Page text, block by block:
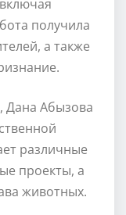
получила
а также
Дана Абызова
различные
проекты, а
животных.